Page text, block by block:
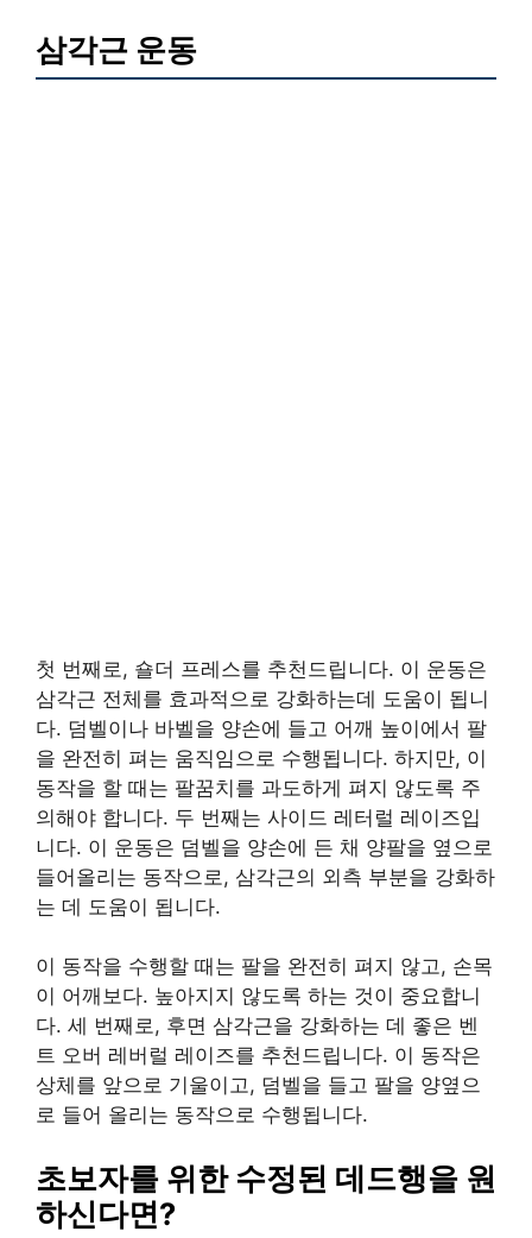
삼각근 운동
첫 번째로, 숄더 프레스를 추천드립니다. 이 운동은
삼각근 전체를 효과적으로 강화하는데 도움이 됩니
다. 덤벨이나 바벨을 양손에 들고 어깨 높이에서 팔
을 완전히 펴는 움직임으로 수행됩니다. 하지만, 이
동작을 할 때는 팔꿈치를 과도하게 펴지 않도록 주
의해야 합니다. 두 번째는 사이드 레터럴 레이즈입
니다. 이 운동은 덤벨을 양손에 든 채 양팔을 옆으로
들어올리는 동작으로, 삼각근의 외측 부분을 강화하
는 데 도움이 됩니다.
이 동작을 수행할 때는 팔을 완전히 펴지 않고, 손목
이 어깨보다. 높아지지 않도록 하는 것이 중요합니
다. 세 번째로, 후면 삼각근을 강화하는 데 좋은 벤
트 오버 레버럴 레이즈를 추천드립니다. 이 동작은
상체를 앞으로 기울이고, 덤벨을 들고 팔을 양옆으
로 들어 올리는 동작으로 수행됩니다.
초보자를 위한 수정된 데드행을 원
하신다면?